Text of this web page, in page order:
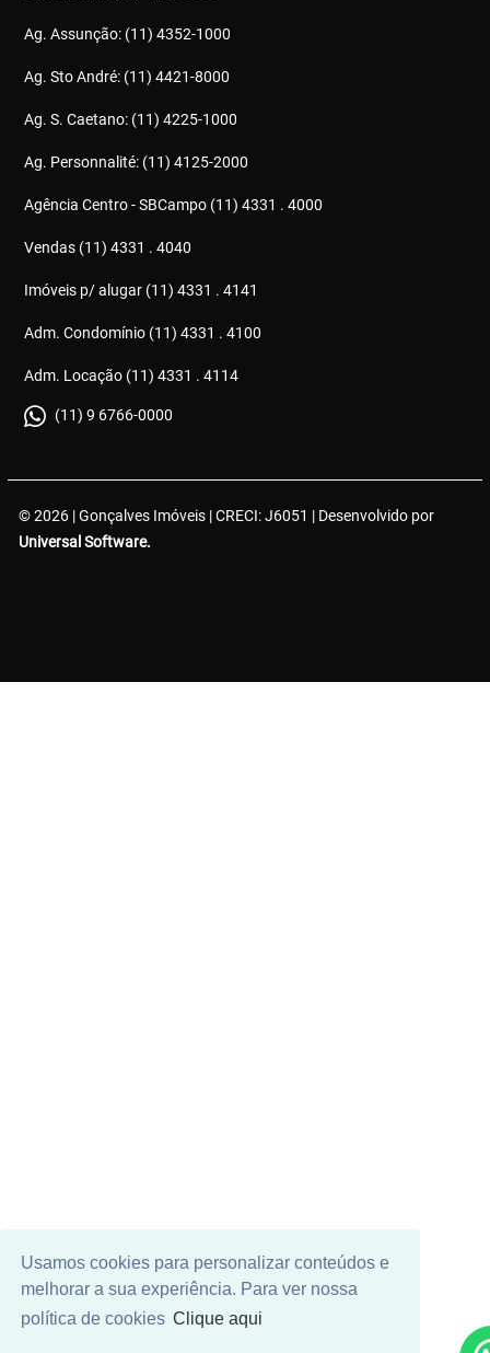
Usamos cookies para personalizar conteúdos e
melhorar a sua experiência. Para ver nossa
política de cookies Clique aqui
Ag. Assunção: (11) 4352-1000
Ag. Sto André: (11) 4421-8000
Ag. S. Caetano: (11) 4225-1000
Ag. Personnalité: (11) 4125-2000
Agência Centro - SBCampo (11) 4331 . 4000
Vendas (11) 4331 . 4040
Imóveis p/ alugar (11) 4331 . 4141
Adm. Condomínio (11) 4331 . 4100
Adm. Locação (11) 4331 . 4114
(11) 9 6766-0000
© 2026 | Gonçalves Imóveis | CRECI: J6051 | Desenvolvido por
Universal Software.